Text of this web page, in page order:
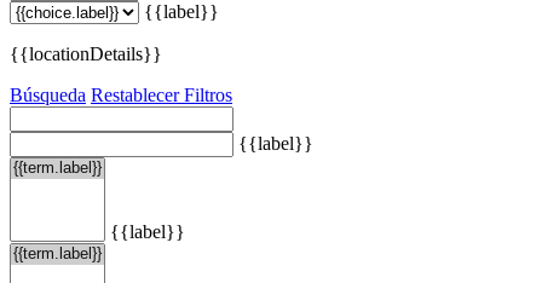
{{label}}
{{locationDetails}}
Búsqueda Restablecer Filtros
{{label}}
{{label}}